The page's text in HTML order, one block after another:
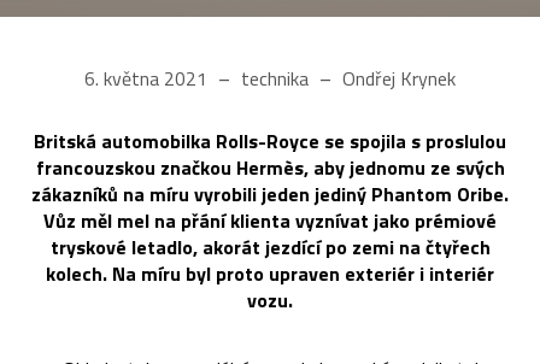
6. května 2021 technika Ondřej Krynek
Britská automobilka Rolls-Royce se spojila s proslulou
francouzskou značkou Hermès, aby jednomu ze svých
zákazníků na míru vyrobili jeden jediný Phantom Oribe.
Vůz měl mel na přání klienta vyznívat jako prémiové
tryskové letadlo, akorát jezdící po zemi na čtyřech
kolech. Na míru byl proto upraven exteriér i interiér
vozu.